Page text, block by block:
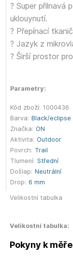
? Super přilnavá
uklouynutí.
? Přepínací
? Jazyk z
? Širší prostor
Parametry:
Kód zboží: 1000436
Barva: Black/eclipse
Značka: ON
Aktivita: Outdoor
Povrch: Trail
Tlumení: Střední
Došlap: Neutrální
Drop: 6 mm
Velikostní tabulka
Velikostní tabulka:
Pokyny k